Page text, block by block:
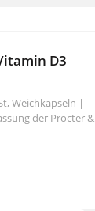
D3
Weichkapseln |
der Procter &